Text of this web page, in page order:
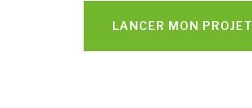
LANCER MON PROJET